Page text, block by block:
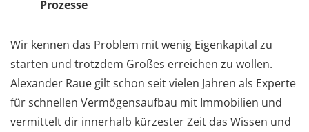
Prozesse
Wir kennen das Problem mit wenig Eigenkapital zu
starten und trotzdem Großes erreichen zu wollen.
Alexander Raue gilt schon seit vielen Jahren als Experte
für schnellen Vermögensaufbau mit Immobilien und
vermittelt dir innerhalb kürzester Zeit das Wissen und